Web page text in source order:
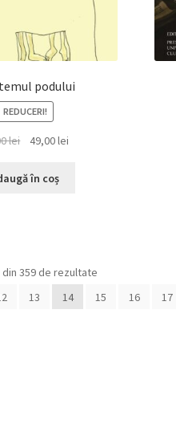
podului
REDUCERI!
lei
Prețul
a
49,00lei
în coș
din 359 de rezultate
13 14 15 16 17